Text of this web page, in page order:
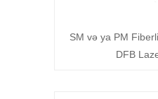
SM və ya PM
DFB